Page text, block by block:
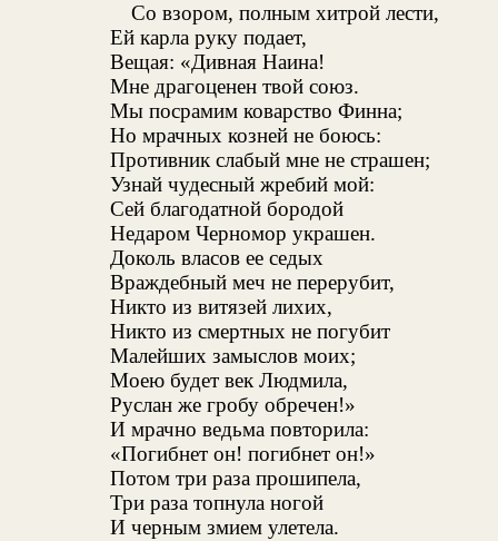
Со взором, полным хитрой лести,
Ей карла руку подает,
Вещая: «Дивная Наина!
Мне драгоценен твой союз.
Мы посрамим коварство Финна;
Но мрачных козней не боюсь:
Противник слабый мне не страшен;
Узнай чудесный жребий мой:
Сей благодатной бородой
Недаром Черномор украшен.
Доколь власов ее седых
Враждебный меч не перерубит,
Никто из витязей лихих,
Никто из смертных не погубит
Малейших замыслов моих;
Моею будет век Людмила,
Руслан же гробу обречен!»
И мрачно ведьма повторила:
«Погибнет он! погибнет он!»
Потом три раза прошипела,
Три раза топнула ногой
И черным змием улетела.